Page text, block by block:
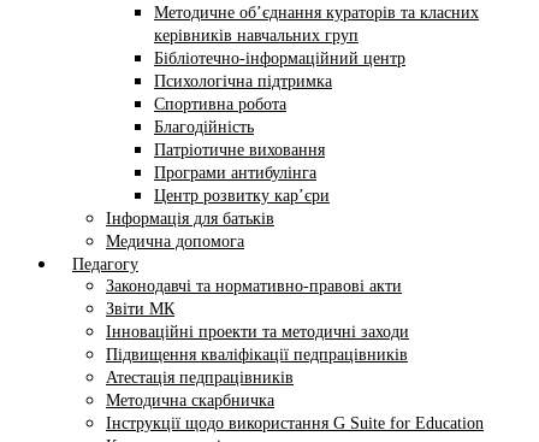
Методичне об’єднання кураторів та класних
керівників навчальних груп
Бібліотечно-інформаційний центр
Психологічна підтримка
Спортивна робота
Благодійність
Патріотичне виховання
Програми антибулінга
Центр розвитку кар’єри
Інформація для батьків
Медична допомога
Педагогу
Законодавчі та нормативно-правові акти
Звіти МК
Інноваційні проекти та методичні заходи
Підвищення кваліфікації педпрацівників
Атестація педпрацівників
Методична скарбничка
Інструкції щодо використання G Suite for Education